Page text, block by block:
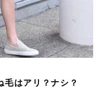
毛はアリ？ナシ？